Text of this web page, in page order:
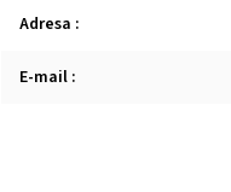
Adresa :
E-mail :